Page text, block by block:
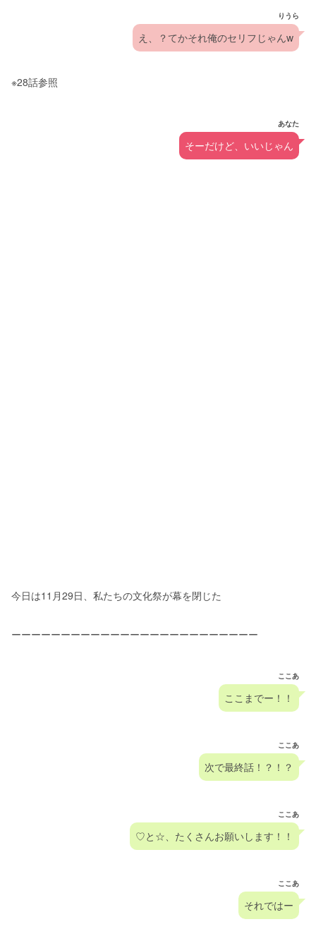
りうら
え、？てかそれ俺のセリフじゃんw
※28話参照
あなた
そーだけど、いいじゃん
今日は11月29日、私たちの文化祭が幕を閉じた
ーーーーーーーーーーーーーーーーーーーーーーーーー
ここあ
ここまでー！！
ここあ
次で最終話！？！？
ここあ
♡と☆、たくさんお願いします！！
ここあ
それではー